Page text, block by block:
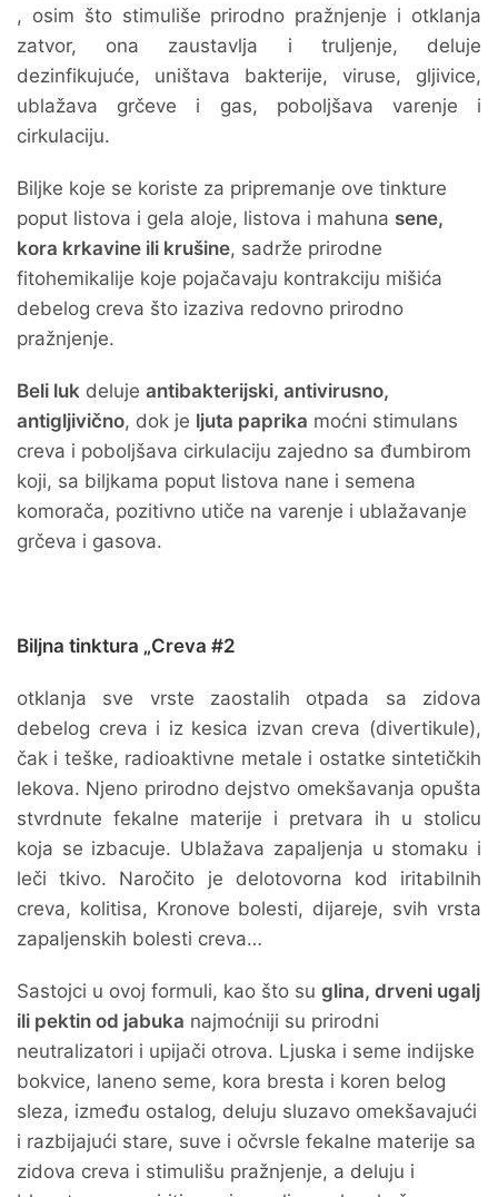
, osim što stimuliše prirodno pražnjenje i otklanja
zatvor, ona zaustavlja i truljenje, deluje
dezinfikujuće, uništava bakterije, viruse, gljivice,
ublažava grčeve i gas, poboljšava varenje i
cirkulaciju.
Biljke koje se koriste za pripremanje ove tinkture
poput listova i gela aloje, listova i mahuna sene,
kora krkavine ili krušine, sadrže prirodne
fitohemikalije koje pojačavaju kontrakciju mišića
debelog creva što izaziva redovno prirodno
pražnjenje.
Beli luk deluje antibakterijski, antivirusno,
antigljivično, dok je ljuta paprika moćni stimulans
creva i poboljšava cirkulaciju zajedno sa đumbirom
koji, sa biljkama poput listova nane i semena
komorača, pozitivno utiče na varenje i ublažavanje
grčeva i gasova.
Biljna tinktura „Creva #2
otklanja sve vrste zaostalih otpada sa zidova
debelog creva i iz kesica izvan creva (divertikule),
čak i teške, radioaktivne metale i ostatke sintetičkih
lekova. Njeno prirodno dejstvo omekšavanja opušta
stvrdnute fekalne materije i pretvara ih u stolicu
koja se izbacuje. Ublažava zapaljenja u stomaku i
leči tkivo. Naročito je delotovorna kod iritabilnih
creva, kolitisa, Kronove bolesti, dijareje, svih vrsta
zapaljenskih bolesti creva…
Sastojci u ovoj formuli, kao što su glina, drveni ugalj
ili pektin od jabuka najmoćniji su prirodni
neutralizatori i upijači otrova. Ljuska i seme indijske
bokvice, laneno seme, kora bresta i koren belog
sleza, između ostalog, deluju sluzavo omekšavajući
i razbijajući stare, suve i očvrsle fekalne materije sa
zidova creva i stimulišu pražnjenje, a deluju i